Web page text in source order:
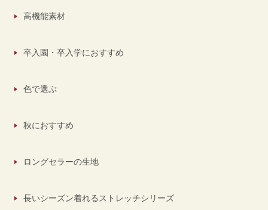
高機能素材
卒入園・卒入学におすすめ
色で選ぶ
秋におすすめ
ロングセラーの生地
長いシーズン着れるストレッチシリーズ